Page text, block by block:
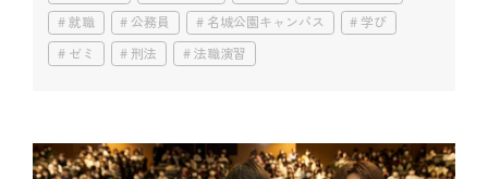
就職
公務員 名城公園キャンパス
学び
ゼミ
刑法 法職演習